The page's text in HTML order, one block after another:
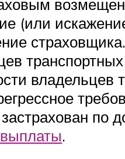
(или
по
.